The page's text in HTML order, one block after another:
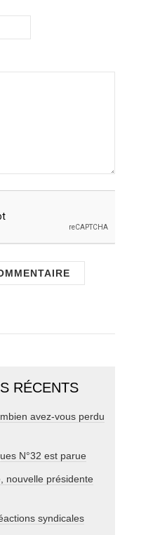
RÉCENTS
avez-vous perdu
N°32 est parue
nouvelle présidente
syndicales